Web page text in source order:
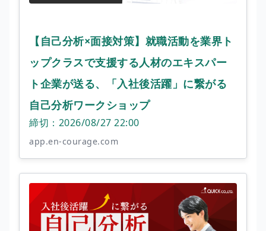
【自己分析×面接対策】就職活動を業界ト
ップクラスで支援する人材のエキスパー
ト企業が送る、「入社後活躍」に繋がる
自己分析ワークショップ
締切：2026/08/27 22:00
app.en-courage.com